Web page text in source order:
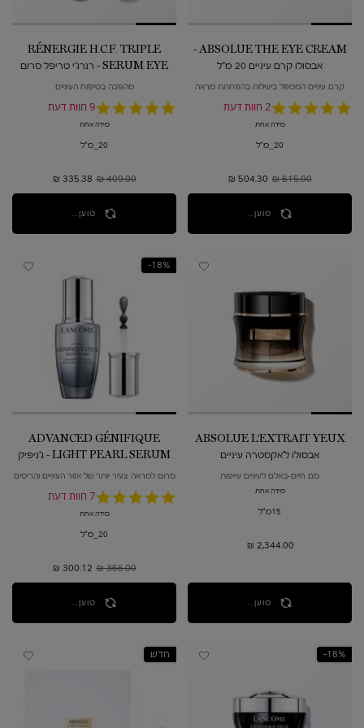
ABSOLUE THE EYE CREAM -
אבסולו קרם עיניים 20 מ"ל
קרם עיניים המטפל ביעילות בהפחתת מראה
5.0
2 חוות דעת
מידה אחת
20_מ"ל
מחיר קודם
615.00 ₪ מחיר חדש
504.30 ₪
טוען...
RÉNERGIE H.C.F. TRIPLE
SERUM EYE - רנרג'י טריפל סרום
עיניים
מהפכה בטיפוח העיניים
5.0
9 חוות דעת
מידה אחת
20_מ"ל
מחיר קודם
409.00 ₪ מחיר חדש
335.38 ₪
טוען...
ABSOLUE L'EXTRAIT YEUX
אבסולו ל'אקסטרה עיניים
סם חיים-באלם לעיניים עייפות
מידה אחת
15מ"ל
2,344.00 ₪
טוען...
18%-
ADVANCED GÉNIFIQUE
LIGHT PEARL SERUM - ג'ניפיק
סרום עיניים
סרום למראה צעיר יותר של אזור העיניים והריסים
4.9
7 חוות דעת
מידה אחת
20_מ"ל
מחיר קודם
366.00 ₪ מחיר חדש
300.12 ₪
טוען...
18%- חדש